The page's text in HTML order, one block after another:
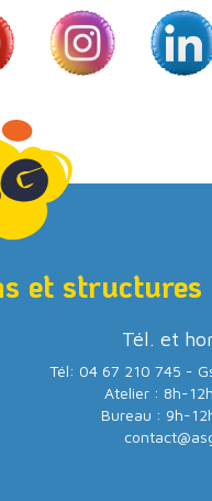
et
Tél. et
Tél: 04 67 210 745 -
Atelier : 8h-
Bureau : 9h-